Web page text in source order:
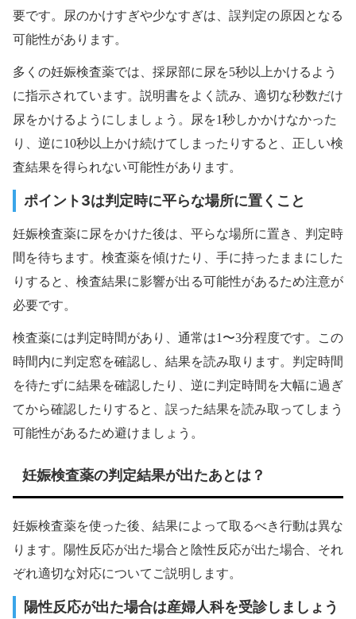
要です。尿のかけすぎや少なすぎは、誤判定の原因となる
可能性があります。
多くの妊娠検査薬では、採尿部に尿を5秒以上かけるよう
に指示されています。説明書をよく読み、適切な秒数だけ
尿をかけるようにしましょう。尿を1秒しかかけなかった
り、逆に10秒以上かけ続けてしまったりすると、正しい検
査結果を得られない可能性があります。
ポイント3は判定時に平らな場所に置くこと
妊娠検査薬に尿をかけた後は、平らな場所に置き、判定時
間を待ちます。検査薬を傾けたり、手に持ったままにした
りすると、検査結果に影響が出る可能性があるため注意が
必要です。
検査薬には判定時間があり、通常は1〜3分程度です。この
時間内に判定窓を確認し、結果を読み取ります。判定時間
を待たずに結果を確認したり、逆に判定時間を大幅に過ぎ
てから確認したりすると、誤った結果を読み取ってしまう
可能性があるため避けましょう。
妊娠検査薬の判定結果が出たあとは？
妊娠検査薬を使った後、結果によって取るべき行動は異な
ります。陽性反応が出た場合と陰性反応が出た場合、それ
ぞれ適切な対応についてご説明します。
陽性反応が出た場合は産婦人科を受診しましょう